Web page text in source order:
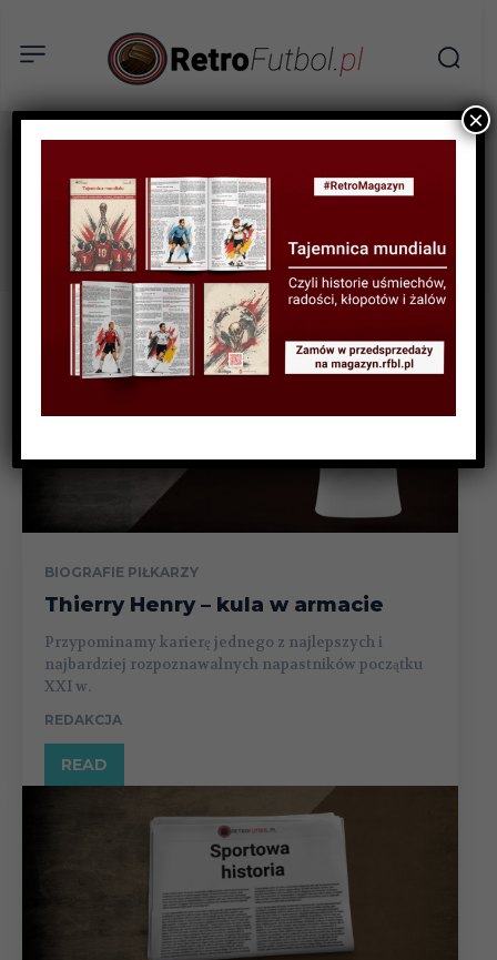
Tag: Europuchary
BIOGRAFIE PIŁKARZY
Thierry Henry – kula w armacie
Przypominamy karierę jednego z najlepszych i
najbardziej rozpoznawalnych napastników początku
XXI w.
REDAKCJA
READ
×